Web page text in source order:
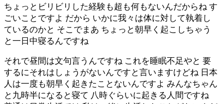
ちょっとビリビリした経験も超も何もないんだからね す
ごいことですよ だから いかに我々は体に対して執着し
ているのかと そこでまあ ちょっと朝早く起こしちゃう
と一日中寝るんですね
それで昼間は文句言うんですね これを睡眠不足やと 要
するにそれはしょうがないんですと言いますけどね 日本
人は一度も朝早く起きたことないんですよ みんなちゃん
と九時半になると寝て 八時ぐらいに起きる人間ですね